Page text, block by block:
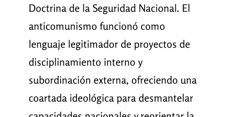
Doctrina de la Seguridad Nacional. El
anticomunismo funcionó como
lenguaje legitimador de proyectos de
disciplinamiento interno y
subordinación externa, ofreciendo una
coartada ideológica para desmantelar